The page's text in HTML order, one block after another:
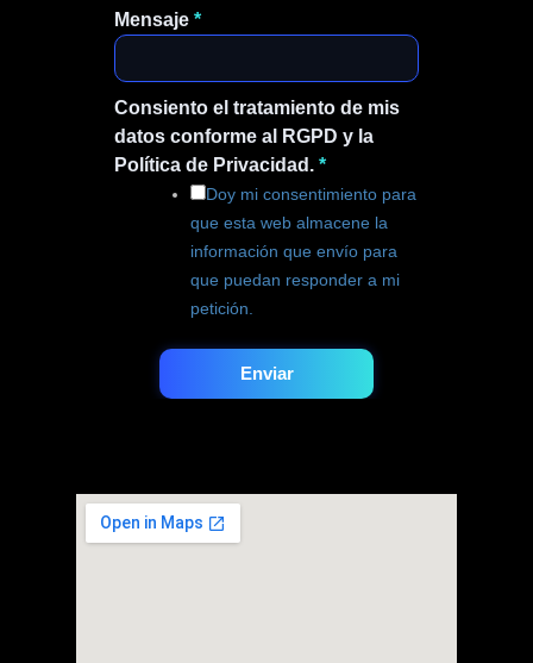
Mensaje *
Consiento el tratamiento de mis
datos conforme al RGPD y la
Política de Privacidad. *
Doy mi consentimiento para
que esta web almacene la
información que envío para
que puedan responder a mi
petición.
Enviar